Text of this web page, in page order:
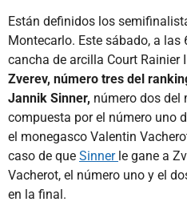
Están definidos los
Montecarlo. Este sábado, a las
cancha de arcilla Court Rainier
Zverev, número tres del
Jannik Sinner, número dos del
compuesta por el número uno
el monegasco Valentin
caso de que Sinner le gane a
Vacherot, el número uno y el
en la final.